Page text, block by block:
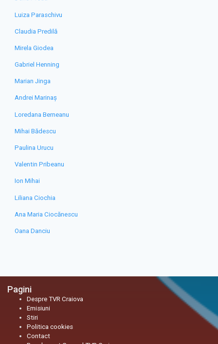
Luiza Paraschivu
Claudia Predilă
Mirela Giodea
Gabriel Henning
Marian Jinga
Andrei Marinaș
Loredana Berneanu
Mihai Bădescu
Paulina Urucu
Valentin Pribeanu
Ion Mihai
Liliana Ciochia
Ana Maria Ciocănescu
Oana Danciu
Pagini
Despre TVR Craiova
Emisiuni
Stiri
Politica cookies
Contact